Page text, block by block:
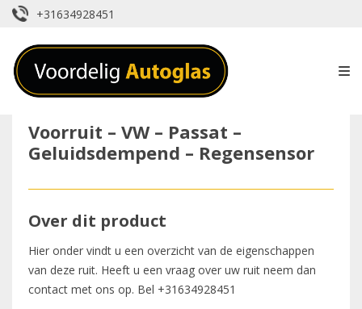
+31634928451
Voorruit – VW – Passat –
Geluidsdempend – Regensensor
Over dit product
Hier onder vindt u een overzicht van de eigenschappen
van deze ruit. Heeft u een vraag over uw ruit neem dan
contact met ons op. Bel +31634928451